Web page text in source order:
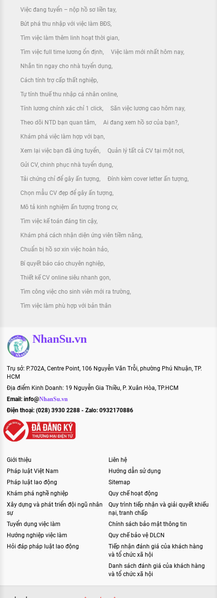
Việc đang tuyển – nộp hồ sơ liền tay
Bứt phá thu nhập với việc làm BĐS
Tìm việc làm thêm linh hoạt thời gian
Tìm việc full time lương ổn định Việc làm mới nhất hôm nay
Nhắn tin ngay cho nhà tuyển dụng
Cách tính trợ cấp thất nghiệp
Tự tính thuế thu nhập cá nhân online
Tính lương chính xác chỉ 1 click Săn việc lương cao hôm nay
Theo dõi NTD bạn quan tâm Ai đang xem hồ sơ của bạn?
Khám phá việc làm hợp với bạn
Xem lại việc bạn đã ứng tuyển Quản lý tất cả CV tại một nơi
Gửi CV, chinh phục nhà tuyển dụng
Tải chứng chỉ để gây ấn tượng Đính kèm cover letter ấn tượng
Chọn mẫu CV đẹp để gây ấn tượng
Mô tả kinh nghiệm ấn tượng trong cv
Tìm việc kế toán đáng tin cậy
Khám phá cách nhận diện ứng viên tiềm năng
Chuẩn bị hồ sơ xin việc hoàn hảo
Bí quyết báo cáo chuyên nghiệp
Thiết kế CV online siêu nhanh gọn
Tìm công việc cho sinh viên mới ra trường
Tìm việc làm phù hợp với bản thân
NhanSu.vn
Trụ sở: P.702A, Centre Point, 106 Nguyễn Văn Trỗi, phường Phú Nhuận, TP.
HCM
Địa điểm Kinh Doanh: 19 Nguyễn Gia Thiều, P. Xuân Hòa, TP.HCM
Email: info@NhanSu.vn
Điện thoại: (028) 3930 2288 - Zalo: 0932170886
Giới thiệu
Pháp luật Việt Nam
Pháp luật lao động
Khám phá nghề nghiệp
Xây dựng và phát triển đội ngũ nhân
sự
Tuyển dụng việc làm
Hướng nghiệp việc làm
Hỏi đáp pháp luật lao động
Liên hệ
Hướng dẫn sử dụng
Sitemap
Quy chế hoạt động
Quy trình tiếp nhận và giải quyết khiếu
nại, tranh chấp
Chính sách bảo mật thông tin
Quy chế bảo vệ DLCN
Tiếp nhận đánh giá của khách hàng
và tổ chức xã hội
Danh sách đánh giá của khách hàng
và tổ chức xã hội